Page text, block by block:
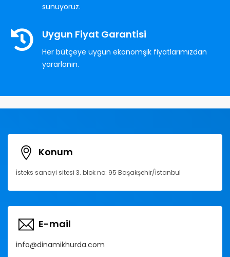
sunuyoruz.
Uygun Fiyat Garantisi
Her bütçeye uygun ekonomşik fiyatlarımızdan
yararlanın.
Konum
İsteks sanayi sitesi 3. blok no: 95 Başakşehir/İstanbul
E-mail
info@dinamikhurda.com